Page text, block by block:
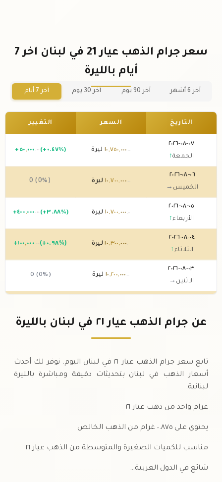
سعر جرام الذهب عيار 21 في لبنان اخر 7
أيام بالليرة
آخر 6 أشهر آخر 90 يوم آخر 30 يوم آخر 7 أيام
التاريخ السعر التغيير
٠٧-٠٨-٢٠٢٦
الجمعة↑
١٠,٧٥٠,٠٠٠ .٠٠ ليرة + ٥٠,٠٠٠ .٠٠ (+٠.٤٧%)
٠٦-٠٨-٢٠٢٦
الخميس →
١٠,٧٠٠,٠٠٠ ليرة 0 (0%)
٠٥-٠٨-٢٠٢٦
الأربعاء↑
١٠,٧٠٠,٠٠٠ .٠٠ ليرة +٤٠٠,٠٠٠ .٠٠ (+٣.٨٨%)
٠٤-٠٨-٢٠٢٦
الثلاثاء ↑
١٠, ٣٠٠ ,٠٠٠ .٠٠ ليرة +١٠٠,٠٠٠ .٠٠ (+٠.٩٨%)
٠٣-٠٨-٢٠٢٦
الاثنين →
١٠,٢٠٠,٠٠٠ .٠٠ ليرة 0 (0%)
١٠,٢٠٠,٠٠٠.٠٠ ليرة
عن جرام الذهب عيار ٢١ في لبنان بالليرة
تابع سعر جرام الذهب عيار ٢١ في لبنان اليوم. نوفر لك أحدث
أسعار الذهب في لبنان بتحديثات دقيقة ومباشرة بالليرة
لبنانية.
غرام واحد من ذهب عيار ٢١
يحتوي على ٠.٨٧٥ غرام من الذهب الخالص
مناسب للكميات الصغيرة والمتوسطة من الذهب عيار ٢١
شائع في الدول العربية…